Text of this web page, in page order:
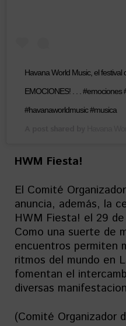
Havana World Music, el
EMOCIONES! . . . #emociones
#havanaworldmusic #musica
HWM Fiesta!
El Comité
anuncia, además, la
HWM Fiesta! el 29
Como una suerte de
encuentros permiten
ritmos del mundo en
fomentan el
diversas
(Comité Organizador